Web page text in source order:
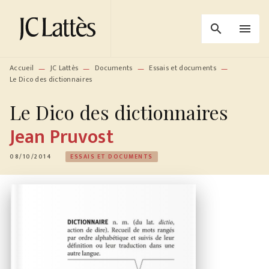
MENU RECHERCHE
PIED DE PAGE
search menu
Accueil — JC Lattès — Documents — Essais et documents —
Le Dico des dictionnaires
Le Dico des dictionnaires
Jean Pruvost
08/10/2014 ESSAIS ET DOCUMENTS